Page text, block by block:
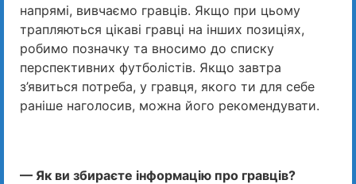
напрямі, вивчаємо гравців. Якщо при цьому
трапляються цікаві гравці на інших позиціях,
робимо позначку та вносимо до списку
перспективних футболістів. Якщо завтра
з’явиться потреба, у гравця, якого ти для себе
раніше наголосив, можна його рекомендувати.
— Як ви збираєте інформацію про гравців?